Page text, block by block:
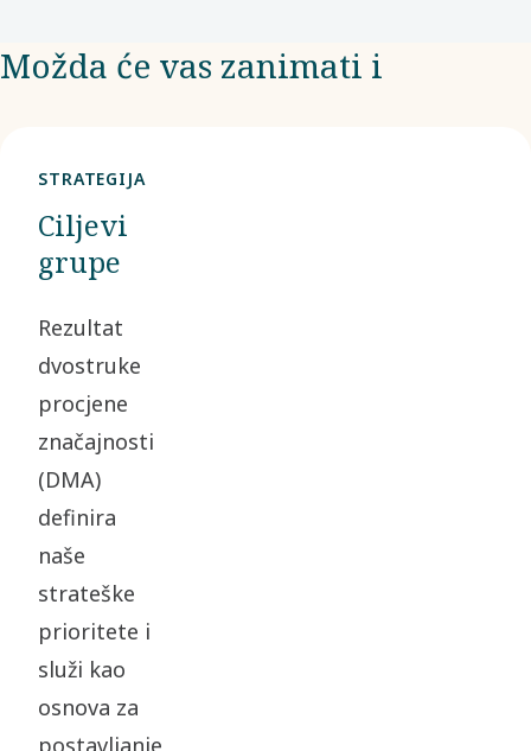
Možda će vas zanimati i
STRATEGIJA
Ciljevi
grupe
Rezultat
dvostruke
procjene
značajnosti
(DMA)
definira
naše
strateške
prioritete i
služi kao
osnova za
postavljanje